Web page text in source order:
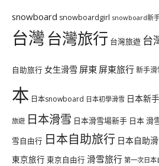
snowboard snowboardgirl snowboard新
台灣台灣旅行 台灣旅遊 台
自助旅行 女生滑雪 屏東 屏東旅行新手滑
本 日本snowboard 日本初學滑雪 日本新
旅遊 日本滑雪 日本滑雪場新手 日本 滑
雪自由行 日本自助旅行 日本自助
東京旅行 東京自由行 滑雪旅行 第一次日本